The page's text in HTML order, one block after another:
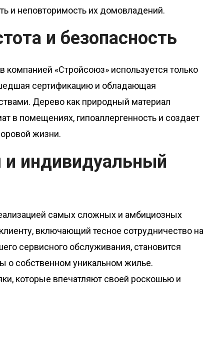
и неповторимость их домовладений.
и безопасность
«Стройсоюз» используется только
сертификацию и обладающая
Дерево как природный материал
в помещениях, гипоаллергенность и создает
жизни.
индивидуальный
самых сложных и амбициозных
включающий тесное сотрудничество на
сервисного обслуживания, становится
о собственном уникальном жилье.
которые впечатляют своей роскошью и